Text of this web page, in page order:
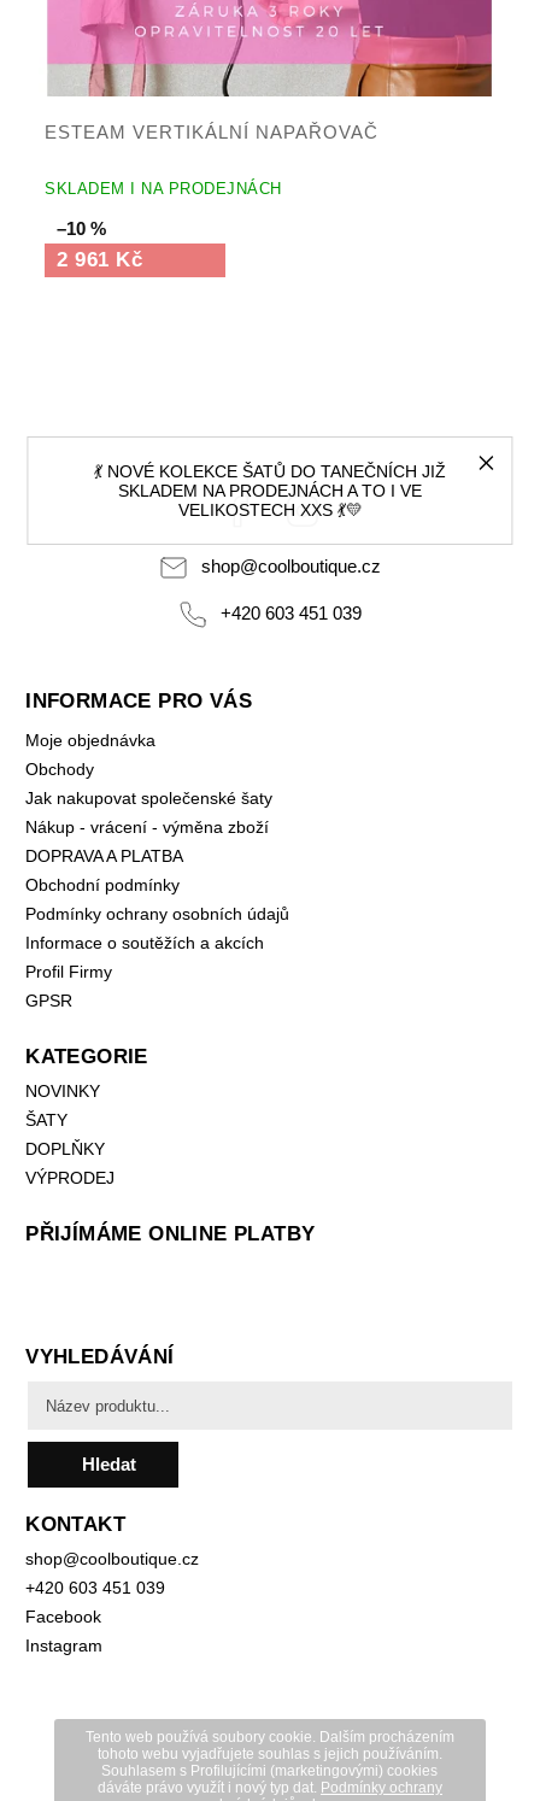
Tento web používá soubory cookie. Dalším procházením
tohoto webu vyjadřujete souhlas s jejich používáním.
Souhlasem s Profilujícími (marketingovými) cookies
dáváte právo využít i nový typ dat. Podmínky ochrany
💃 NOVÉ KOLEKCE ŠATŮ DO TANEČNÍCH JIŽ
SKLADEM NA PRODEJNÁCH A TO I VE
VELIKOSTECH XXS 💃💛
ESTEAM VERTIKÁLNÍ NAPAŘOVAČ
SKLADEM I NA PRODEJNÁCH
–10 %
2 961 Kč
FacebookInstagram
shop@coolboutique.cz
+420 603 451 039
INFORMACE PRO VÁS
Moje objednávka
Obchody
Jak nakupovat společenské šaty
Nákup - vrácení - výměna zboží
DOPRAVA A PLATBA
Obchodní podmínky
Podmínky ochrany osobních údajů
Informace o soutěžích a akcích
Profil Firmy
GPSR
KATEGORIE
NOVINKY
ŠATY
DOPLŇKY
VÝPRODEJ
PŘIJÍMÁME ONLINE PLATBY
VYHLEDÁVÁNÍ
Hledat
KONTAKT
shop@coolboutique.cz
+420 603 451 039
Facebook
Instagram